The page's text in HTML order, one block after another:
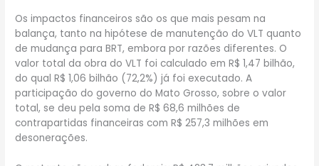
Os impactos financeiros são os que mais pesam na
balança, tanto na hipótese de manutenção do VLT quanto
de mudança para BRT, embora por razões diferentes. O
valor total da obra do VLT foi calculado em R$ 1,47 bilhão,
do qual R$ 1,06 bilhão (72,2%) já foi executado. A
participação do governo do Mato Grosso, sobre o valor
total, se deu pela soma de R$ 68,6 milhões de
contrapartidas financeiras com R$ 257,3 milhões em
desonerações.